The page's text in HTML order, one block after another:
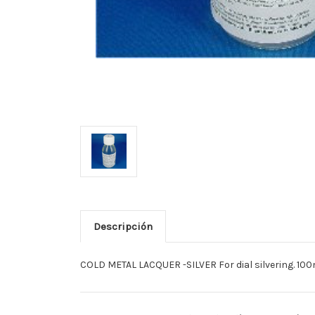
Descripción
COLD METAL LACQUER -SILVER For dial